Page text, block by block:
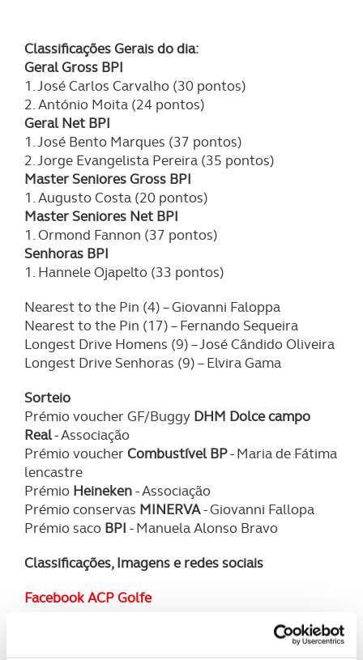
Classificações Gerais do dia:
Geral Gross BPI
1. José Carlos Carvalho (30 pontos)
2. António Moita (24 pontos)
Geral Net BPI
1. José Bento Marques (37 pontos)
2. Jorge Evangelista Pereira (35 pontos)
Master Seniores Gross BPI
1. Augusto Costa (20 pontos)
Master Seniores Net BPI
1. Ormond Fannon (37 pontos)
Senhoras BPI
1. Hannele Ojapelto (33 pontos)
Nearest to the Pin (4) – Giovanni Faloppa
Nearest to the Pin (17) – Fernando Sequeira
Longest Drive Homens (9) – José Cândido Oliveira
Longest Drive Senhoras (9) – Elvira Gama
Sorteio
Prémio voucher GF/Buggy DHM Dolce campo
Real- Associação
Prémio voucherCombustível BP- Maria de Fátima
lencastre
Prémio Heineken-Associação
Prémio conservas MINERVA- Giovanni Fallopa
Prémio saco BPI - Manuela Alonso Bravo
Classificações, Imagens e redes sociais
Facebook ACP Golfe